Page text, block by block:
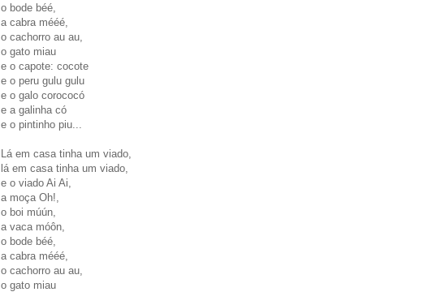
o bode béé,
a cabra mééé,
o cachorro au au,
o gato miau
e o capote: cocote
e o peru gulu gulu
e o galo corococó
e a galinha có
e o pintinho piu...
Lá em casa tinha um viado,
lá em casa tinha um viado,
e o viado Ai Ai,
a moça Oh!,
o boi múún,
a vaca móôn,
o bode béé,
a cabra mééé,
o cachorro au au,
o gato miau